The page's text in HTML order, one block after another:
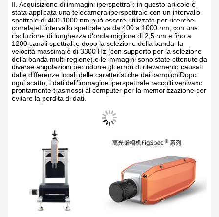
II. Acquisizione di immagini iperspettrali: in questo articolo è
stata applicata una telecamera iperspettrale con un intervallo
spettrale di 400-1000 nm.può essere utilizzato per ricerche
correlateL'intervallo spettrale va da 400 a 1000 nm, con una
risoluzione di lunghezza d'onda migliore di 2,5 nm e fino a
1200 canali spettrali.e dopo la selezione della banda, la
velocità massima è di 3300 Hz (con supporto per la selezione
della banda multi-regione).e le immagini sono state ottenute da
diverse angolazioni per ridurre gli errori di rilevamento causati
dalle differenze locali delle caratteristiche dei campioniDopo
ogni scatto, i dati dell'immagine iperspettrale raccolti venivano
prontamente trasmessi al computer per la memorizzazione per
evitare la perdita di dati.